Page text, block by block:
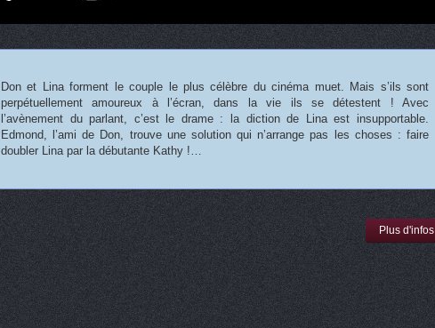
Don et Lina forment le couple le plus célèbre du cinéma muet. Mais s’ils sont
perpétuellement amoureux à l’écran, dans la vie ils se détestent ! Avec
l’avènement du parlant, c’est le drame : la diction de Lina est insupportable.
Edmond, l’ami de Don, trouve une solution qui n’arrange pas les choses : faire
doubler Lina par la débutante Kathy !…
Plus d'infos